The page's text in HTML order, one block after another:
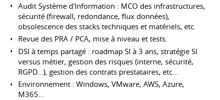
Audit Système d'Information : MCO des infrastructures,
sécurité (firewall, redondance, flux données),
obsolescence des stacks techniques et matériels, etc.
Revue des PRA / PCA, mise à niveau et tests.
DSI à temps partagé : roadmap SI à 3 ans, stratégie SI
versus métier, gestion des risques (interne, sécurité,
RGPD...), gestion des contrats prestataires, etc...
Environnement : Windows, VMware, AWS, Azure,
M365...